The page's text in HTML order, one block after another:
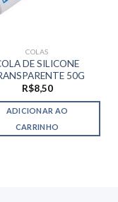
COLAS
DE SILICONE
50G
R$8,50
ADICIONAR AO
CARRINHO